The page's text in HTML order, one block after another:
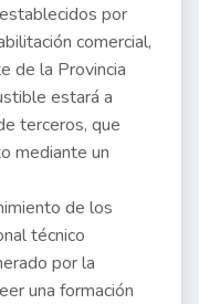
por
comercial,
de la Provincia
estará a
terceros, que
mediante un
de los
técnico
por la
una formación